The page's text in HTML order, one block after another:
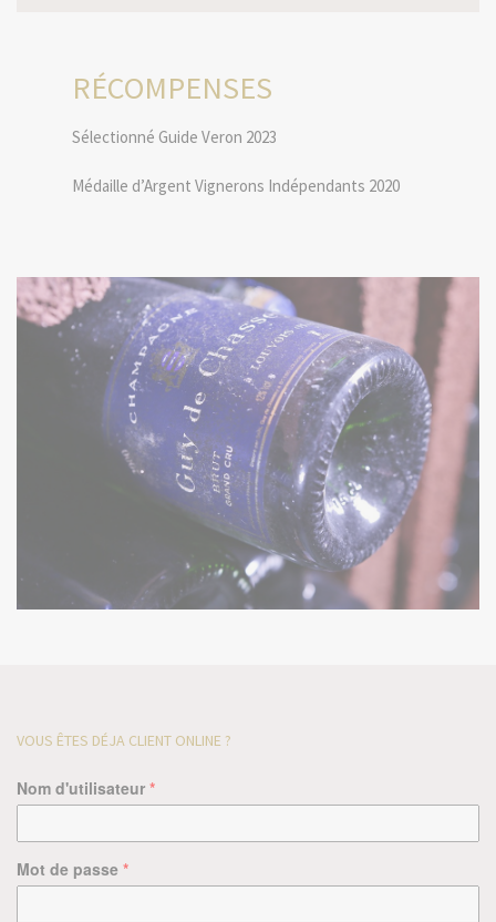
RÉCOMPENSES
Sélectionné Guide Veron 2023
Médaille d’Argent Vignerons Indépendants 2020
VOUS ÊTES DÉJA CLIENT ONLINE ?
Nom d'utilisateur *
Mot de passe *